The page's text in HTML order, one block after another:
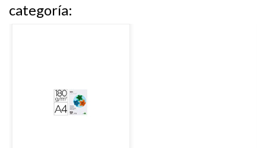
categoría: